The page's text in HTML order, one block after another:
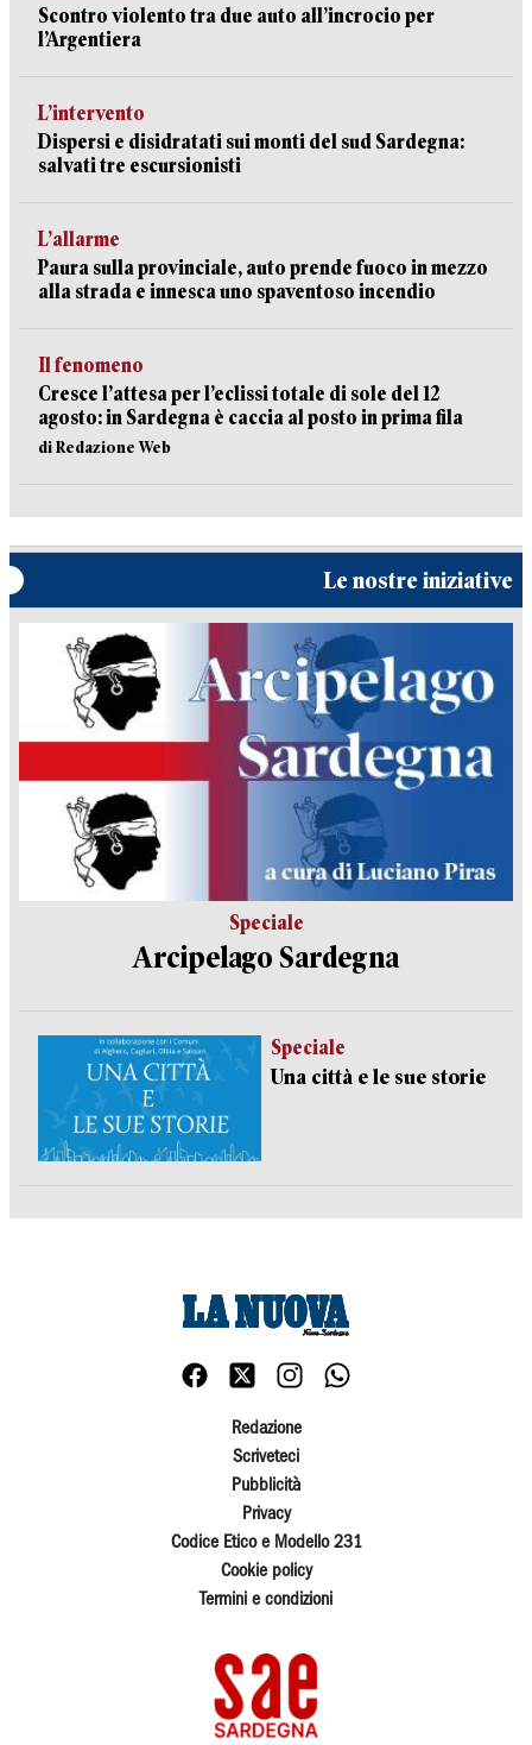
Scontro violento tra due auto all’incrocio per
l’Argentiera
L’intervento
Dispersi e disidratati sui monti del sud Sardegna:
salvati tre escursionisti
L’allarme
Paura sulla provinciale, auto prende fuoco in mezzo
alla strada e innesca uno spaventoso incendio
Il fenomeno
Cresce l’attesa per l’eclissi totale di sole del 12
agosto: in Sardegna è caccia al posto in prima fila
di Redazione Web
Le nostre iniziative
Speciale
Arcipelago Sardegna
Speciale
Una città e le sue storie
Redazione
Scriveteci
Pubblicità
Privacy
Codice Etico e Modello 231
Cookie policy
Termini e condizioni